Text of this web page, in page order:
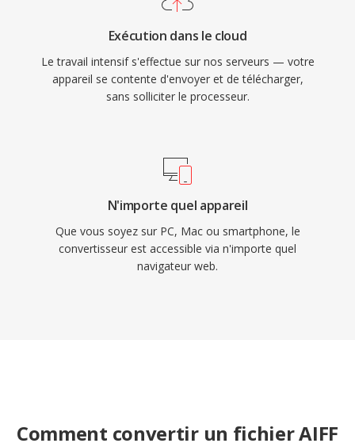
Exécution dans le cloud
Le travail intensif s'effectue sur nos serveurs — votre
appareil se contente d'envoyer et de télécharger,
sans solliciter le processeur.
N'importe quel appareil
Que vous soyez sur PC, Mac ou smartphone, le
convertisseur est accessible via n'importe quel
navigateur web.
Comment convertir un fichier AIFF